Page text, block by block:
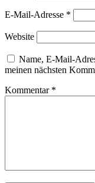
E-Mail-Adresse *
Website
Name, E-Mail-
meinen nächsten
Kommentar *